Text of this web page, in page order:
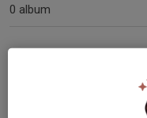
0 album